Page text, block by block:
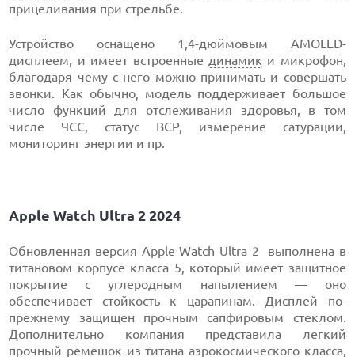
прицеливания при стрельбе.
Устройство оснащено 1,4-дюймовым AMOLED-
дисплеем, и имеет встроенные динамик и микрофон,
благодаря чему с него можно принимать и совершать
звонки. Как обычно, модель поддерживает большое
число функций для отслеживания здоровья, в том
числе ЧСС, статус ВСР, измерение сатурации,
мониторинг энергии и пр.
Apple Watch Ultra 2 2024
Обновленная версия Apple Watch Ultra 2 выполнена в
титановом корпусе класса 5, который имеет защитное
покрытие с углеродным напылением — оно
обеспечивает стойкость к царапинам. Дисплей по-
прежнему защищен прочным сапфировым стеклом.
Дополнительно компания представила легкий
прочный ремешок изтитана аэрокосмического класса,